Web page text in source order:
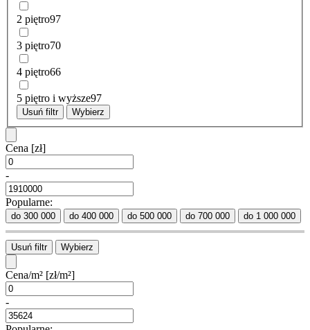
2 piętro97
3 piętro70
4 piętro66
5 piętro i wyższe97
Usuń filtr Wybierz
Cena [zł]
-
Popularne:
do 300 000 do 400 000 do 500 000 do 700 000 do 1 000 000
Usuń filtr Wybierz
Cena/m² [zł/m²]
-